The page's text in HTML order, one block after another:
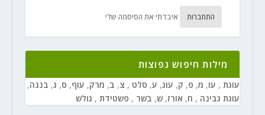
התחברות איבדתי את הסיסמה שלי
מילות חיפוש נפוצות
עוגת , עו, מ, פ, ק, עוג, ע, סלט , צ, ב, מרק, עוף, ס, ג, בננה,
עוגת גבינה , ח, אורז, ש, בשר , פשטידת , גולש